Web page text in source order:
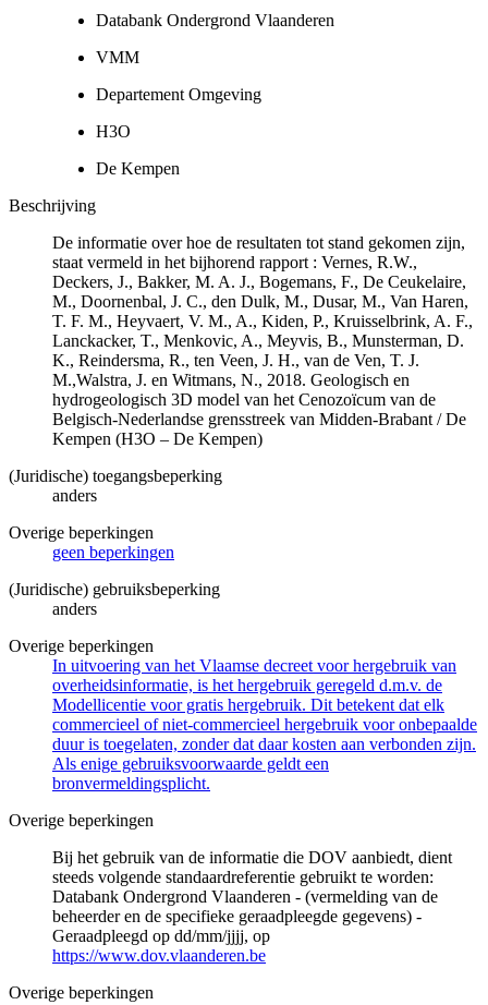
Databank Ondergrond Vlaanderen
VMM
Departement Omgeving
H3O
De Kempen
Beschrijving
De informatie over hoe de resultaten tot stand gekomen zijn,
staat vermeld in het bijhorend rapport : Vernes, R.W.,
Deckers, J., Bakker, M. A. J., Bogemans, F., De Ceukelaire,
M., Doornenbal, J. C., den Dulk, M., Dusar, M., Van Haren,
T. F. M., Heyvaert, V. M., A., Kiden, P., Kruisselbrink, A. F.,
Lanckacker, T., Menkovic, A., Meyvis, B., Munsterman, D.
K., Reindersma, R., ten Veen, J. H., van de Ven, T. J.
M.,Walstra, J. en Witmans, N., 2018. Geologisch en
hydrogeologisch 3D model van het Cenozoïcum van de
Belgisch-Nederlandse grensstreek van Midden-Brabant / De
Kempen (H3O – De Kempen)
(Juridische) toegangsbeperking
anders
Overige beperkingen
geen beperkingen
(Juridische) gebruiksbeperking
anders
Overige beperkingen
In uitvoering van het Vlaamse decreet voor hergebruik van
overheidsinformatie, is het hergebruik geregeld d.m.v. de
Modellicentie voor gratis hergebruik. Dit betekent dat elk
commercieel of niet-commercieel hergebruik voor onbepaalde
duur is toegelaten, zonder dat daar kosten aan verbonden zijn.
Als enige gebruiksvoorwaarde geldt een
bronvermeldingsplicht.
Overige beperkingen
Bij het gebruik van de informatie die DOV aanbiedt, dient
steeds volgende standaardreferentie gebruikt te worden:
Databank Ondergrond Vlaanderen - (vermelding van de
beheerder en de specifieke geraadpleegde gegevens) -
Geraadpleegd op dd/mm/jjjj, op
https://www.dov.vlaanderen.be
Overige beperkingen